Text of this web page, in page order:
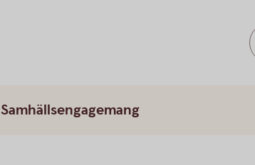
Samhällsengagemang